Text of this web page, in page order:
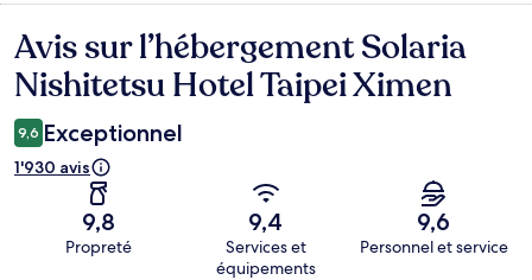
Avis
Avis sur l’hébergement Solaria
Nishitetsu Hotel Taipei Ximen
9,6 Exceptionnel
1'930 avis
9,8
Propreté
9,4
Services et
équipements
9,6
Personnel et service